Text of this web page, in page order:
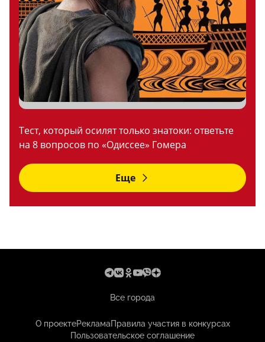
Тест, который осилят только знатоки: ответьте
на 8 вопросов по «Одиссее» Гомера
Еще
Все города
О проектеРекламаПравила участия в конкурсах
Пользовательское соглашение